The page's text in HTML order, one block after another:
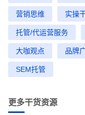
营销思维 实操
托管/代运营服务
大咖观点 品牌
SEM托管
更多干货资源